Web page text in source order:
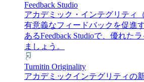
Feedback Studio
アカデミック・インテグリティ
有意義なフィードバックを促進
あるFeedback Studioで、優れた
ましょう。
Turnitin Originality
アカデミックインテグリティの